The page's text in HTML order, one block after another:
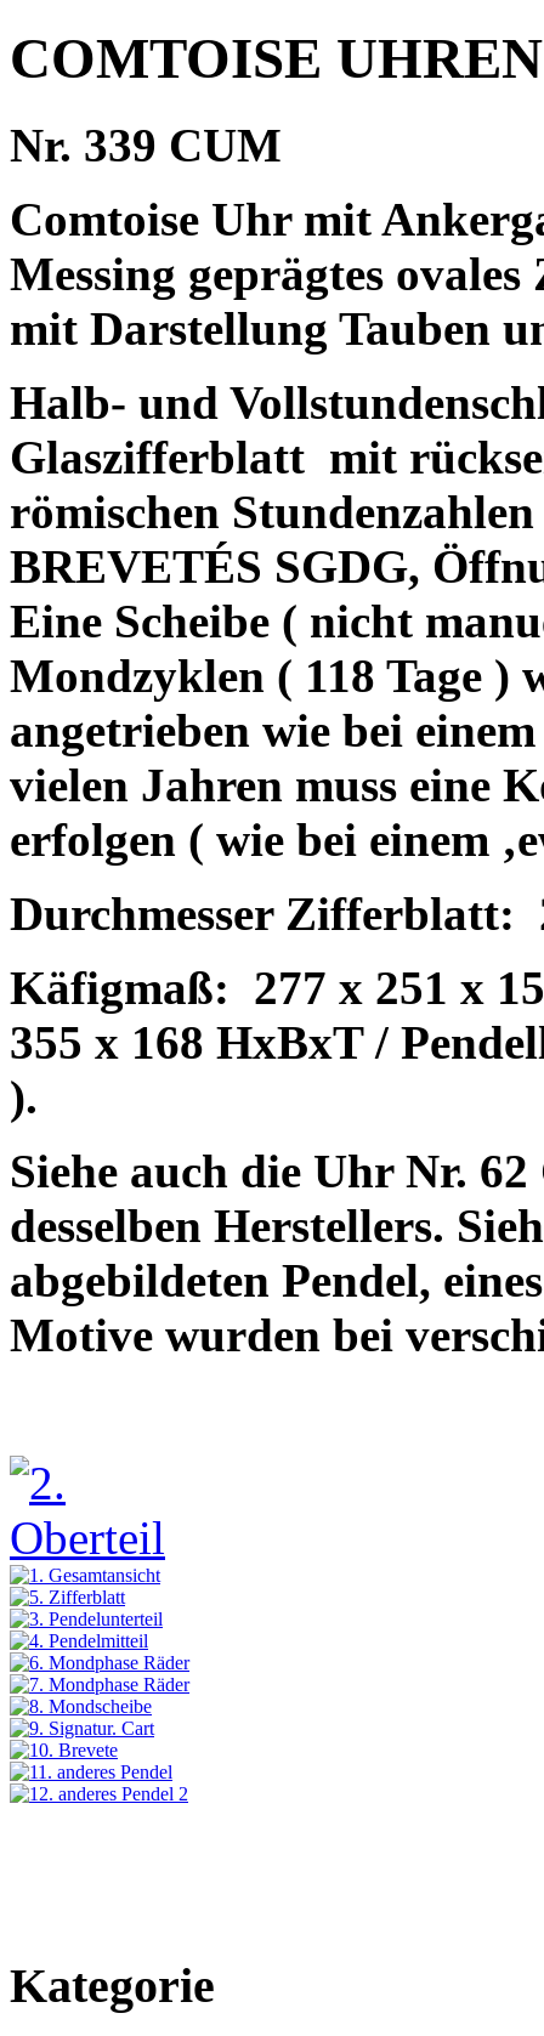
COMTOISE
Nr. 339 CUM
Comtoise Uhr mit
Messing geprägtes
mit Darstellung Tauben
Halb- und
Glaszifferblatt mit
römischen
BREVETÉS SGDG,
Eine Scheibe ( nicht
Mondzyklen ( 118 Tage )
angetrieben wie bei
vielen Jahren muss eine
erfolgen ( wie bei einem
Durchmesser Zifferblatt:
Käfigmaß: 277 x 251 x
355 x 168 HxBxT /
).
Siehe auch die Uhr Nr.
desselben Herstellers.
abgebildeten Pendel,
Motive wurden bei
Kategorie